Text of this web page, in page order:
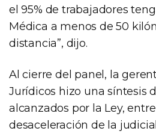
el 95% de trabajadores
Médica a menos de 50
distancia”, dijo.
Al cierre del panel, la
Jurídicos hizo una síntesis
alcanzados por la Ley,
desaceleración de la